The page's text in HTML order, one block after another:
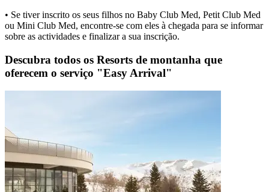
• Se tiver inscrito os seus filhos no Baby Club Med, Petit Club Med
ou Mini Club Med, encontre-se com eles à chegada para se informar
sobre as actividades e finalizar a sua inscrição.
Descubra todos os Resorts de montanha que
oferecem o serviço "Easy Arrival"